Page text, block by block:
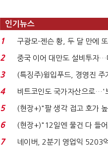
인기뉴스
1
구광모-젠슨 황, 두 달 만에
로봇·AI 등 논...
2
중국 이어 대만도 설비투자…
국전쟁’
3
(특징주)윙입푸드, 경영진 주
지에 상한가...
4
비트코인도 국가자산으로…'
처분' 기준은 ...
5
(현장+)"팔 생각 접고 호가 높
요"…'덜 똘똘한 한 채' 20...
6
(현장+)"12일엔 물건 다 들
빈 매대 채우며 문 연 ...
7
네이버, 2분기 영업익 5203